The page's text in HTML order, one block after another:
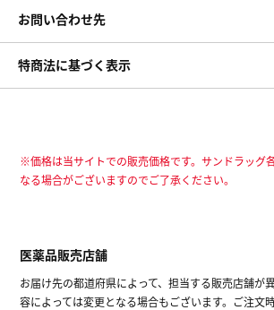
お問い合わせ先
特商法に基づく表示
※価格は当サイトでの販売価格です。サンドラッグ
なる場合がございますのでご了承ください。
医薬品販売店舗
お届け先の都道府県によって、担当する販売店舗が
容によっては変更となる場合もございます。ご注文